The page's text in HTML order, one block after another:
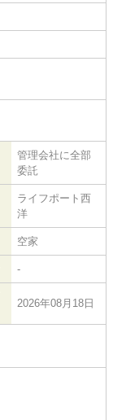
管理会社に全部
委託
ライフポート西
洋
空家
-
2026年08月18日